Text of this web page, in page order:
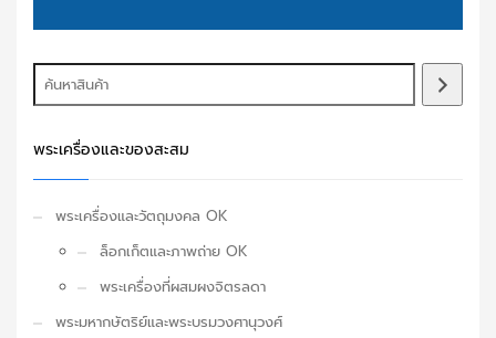
พระเครื่องและของสะสม
พระเครื่องและวัตถุมงคล OK
ล็อกเก็ตและภาพถ่าย OK
พระเครื่องที่ผสมผงจิตรลดา
พระมหากษัตริย์และพระบรมวงศานุวงศ์